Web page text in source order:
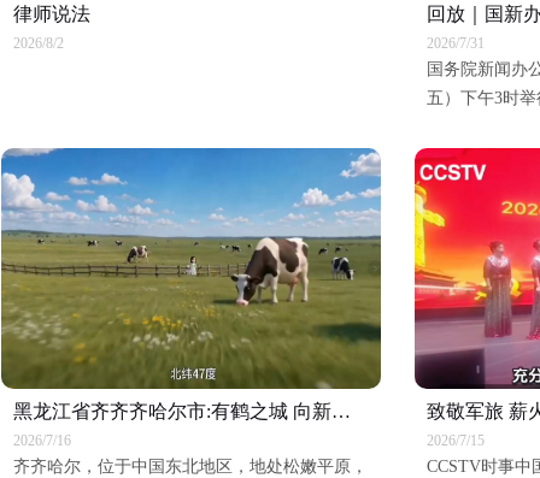
律师说法
2026/8/2 2026/7/31
国务院新闻办
五）下午3时举
快推动“十五
关情况，并答
黑龙江省齐齐齐哈尔市:有鹤之城 向新而生，以实干奔赴新程
2026/7/16
齐齐哈尔，位于中国东北地区，地处松嫩平原，
2026/7/15
CCSTV时事中